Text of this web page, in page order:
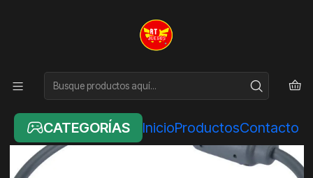
CATEGORÍAS InicioProductosContacto
CONECTOR CABLE USB CONTROL XBOX 360